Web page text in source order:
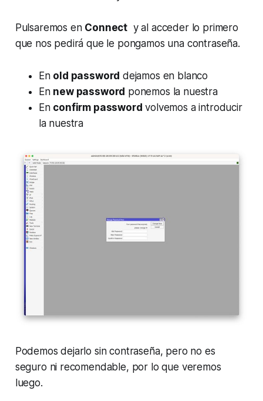
Pulsaremos en Connect y al acceder lo primero
que nos pedirá que le pongamos una contraseña.
En old password dejamos en blanco
En new password ponemos la nuestra
En confirm password volvemos a introducir
la nuestra
Podemos dejarlo sin contraseña, pero no es
seguro ni recomendable, por lo que veremos
luego.